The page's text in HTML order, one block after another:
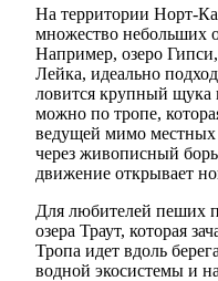
На территории Норт-
множество небольших
Например, озеро
Лейка, идеально
ловится крупный щука
можно по тропе,
ведущей мимо местных
через живописный
движение открывает
Для любителей пеших
озера Траут, которая
Тропа идет вдоль
водной экосистемы и